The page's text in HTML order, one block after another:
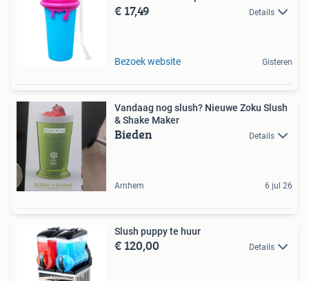
€ 17,49 Details
Bezoek website Gisteren
Vandaag nog slush? Nieuwe Zoku Slush
& Shake Maker
Bieden Details
Arnhem 6 jul 26
Slush puppy te huur
€ 120,00 Details